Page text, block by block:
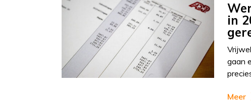
in
gaan
Meer